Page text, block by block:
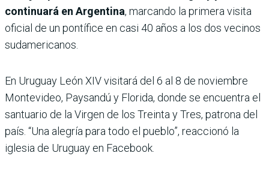
continuará en Argentina, marcando la primera visita
oficial de un pontífice en casi 40 años a los dos vecinos
sudamericanos.
En Uruguay León XIV visitará del 6 al 8 de noviembre
Montevideo, Paysandú y Florida, donde se encuentra el
santuario de la Virgen de los Treinta y Tres, patrona del
país. “Una alegría para todo el pueblo”, reaccionó la
iglesia de Uruguay en Facebook.